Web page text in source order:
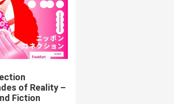
of Reality –
Fiction